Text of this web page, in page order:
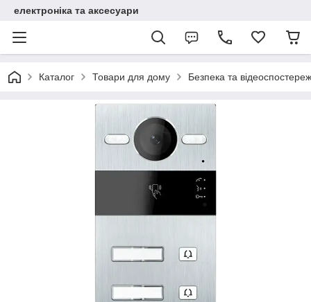
електроніка та аксесуари
Каталог Товари для дому Безпека та